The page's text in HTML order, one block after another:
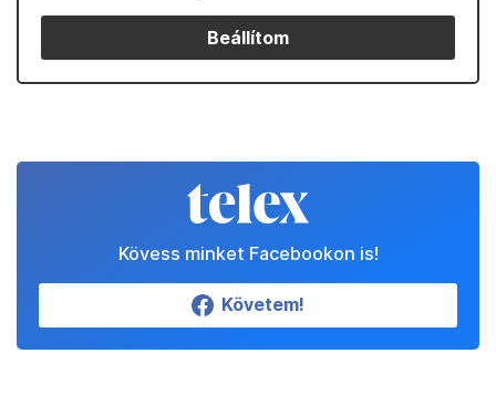
Beállítom
Kövess minket Facebookon is!
Követem!